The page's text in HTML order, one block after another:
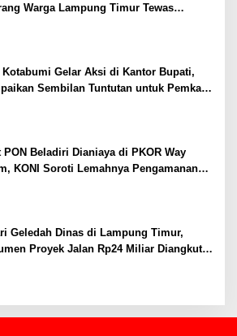
Warga Lampung Timur Tewas
Kotabumi Gelar Aksi di Kantor Bupati,
Sembilan Tuntutan untuk Pemkab
PON Beladiri Dianiaya di PKOR Way
KONI Soroti Lemahnya Pengamanan
Geledah Dinas di Lampung Timur,
Proyek Jalan Rp24 Miliar Diangkut